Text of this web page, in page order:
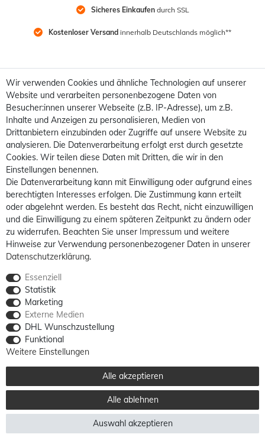
Sicheres Einkaufen durch SSL
Kostenloser Versand innerhalb Deutschlands möglich**
Alle Preise sind inkl. MwSt. / **Kostenloser Versand innerhalb Deutschlands möglich.
Versandkosten in andere Länder finden Siehier
Wir verwenden Cookies und ähnliche Technologien auf unserer
Website und verarbeiten personenbezogene Daten von
Besucher:innen unserer Webseite (z.B. IP-Adresse), um z.B.
Inhalte und Anzeigen zu personalisieren, Medien von
Drittanbietern einzubinden oder Zugriffe auf unsere Website zu
analysieren. Die Datenverarbeitung erfolgt erst durch gesetzte
Cookies. Wir teilen diese Daten mit Dritten, die wir in den
Einstellungen benennen.
Die Datenverarbeitung kann mit Einwilligung oder aufgrund eines
berechtigten Interesses erfolgen. Die Zustimmung kann erteilt
oder abgelehnt werden. Es besteht das Recht, nicht einzuwilligen
und die Einwilligung zu einem späteren Zeitpunkt zu ändern oder
zu widerrufen. Beachten Sie unser Impressum und weitere
Hinweise zur Verwendung personenbezogener Daten in unserer
Daten­schutz­erklärung.
Essenziell
Statistik
Marketing
Externe Medien
DHL Wunschzustellung
Funktional
Weitere Einstellungen
Alle akzeptieren
Alle ablehnen
Auswahl akzeptieren